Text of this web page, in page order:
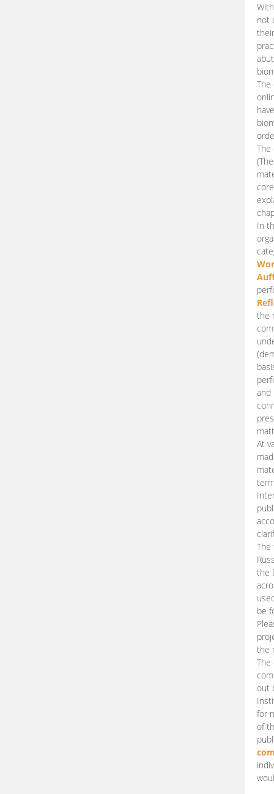
not
The
In
the
and
At
The
the
be
the
The
out
for
of